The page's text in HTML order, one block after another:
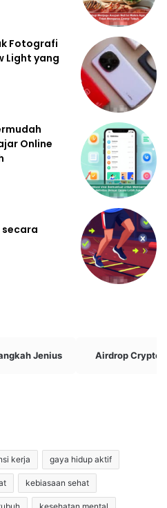
Fotografi
Light yang
Online
secara
Jenius Airdrop Crypto
kerja gaya hidup aktif
kebiasaan sehat